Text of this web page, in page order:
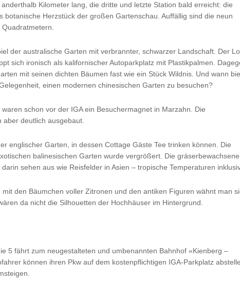
Kilometer lang, die dritte und letzte Station bald erreicht: die
botanische Herzstück der großen Gartenschau. Auffällig sind die neun
der australische Garten mit verbrannter, schwarzer Landschaft. Der
sich ironisch als kalifornischer Autoparkplatz mit Plastikpalmen.
mit seinen dichten Bäumen fast wie ein Stück Wildnis. Und wann
einen modernen chinesischen Garten zu besuchen?
schon vor der IGA ein Besuchermagnet in Marzahn. Die
deutlich ausgebaut.
englischer Garten, in dessen Cottage Gäste Tee trinken können. Die
balinesischen Garten wurde vergrößert. Die
sehen aus wie Reisfelder in Asien – tropische Temperaturen
den Bäumchen voller Zitronen und den antiken Figuren wähnt man
da nicht die Silhouetten der Hochhäuser im Hintergrund.
5 fährt zum neugestalteten und umbenannten Bahnhof «Kienberg –
können ihren Pkw auf dem kostenpflichtigen IGA-Parkplatz